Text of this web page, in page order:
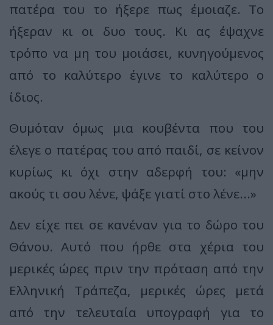
πατέρα του το ήξερε πως έμοιαζε. Το
ήξεραν κι οι δυο τους. Κι ας έψαχνε
τρόπο να μη του μοιάσει, κυνηγούμενος
από το καλύτερο έγινε το καλύτερο ο
ίδιος.
Θυμόταν όμως μια κουβέντα που του
έλεγε ο πατέρας του από παιδί, σε κείνον
κυρίως κι όχι στην αδερφή του: «μην
ακούς τι σου λένε, ψάξε γιατί στο λένε...»
Δεν είχε πει σε κανέναν για το δώρο του
Θάνου. Αυτό που ήρθε στα χέρια του
μερικές ώρες πριν την πρόταση από την
Ελληνική Τράπεζα, μερικές ώρες μετά
από την τελευταία υπογραφή για το